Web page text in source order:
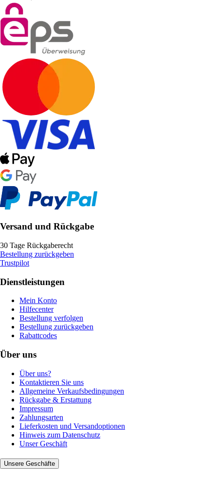
Versand und Rückgabe
30 Tage Rückgaberecht
Bestellung zurückgeben
Trustpilot
Dienstleistungen
Mein Konto
Hilfecenter
Bestellung verfolgen
Bestellung zurückgeben
Rabattcodes
Über uns
Über uns?
Kontaktieren Sie uns
Allgemeine Verkaufsbedingungen
Rückgabe & Erstattung
Impressum
Zahlungsarten
Lieferkosten und Versandoptionen
Hinweis zum Datenschutz
Unser Geschäft
Unsere Geschäfte